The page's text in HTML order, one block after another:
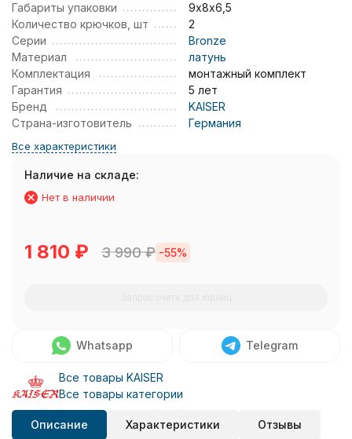
Габариты упаковки
9х8х6,5
Количество крючков, шт
2
Серии
Bronze
Материал
латунь
Комплектация
монтажный комплект
Гарантия
5 лет
Бренд
KAISER
Страна-изготовитель
Германия
Все характеристики
Наличие на складе:
Нет в наличии
1 810 ₽ 3 990₽ -55%
Whatsapp Telegram
Все товары KAISER
Все товары категории
Описание Характеристики Отзывы